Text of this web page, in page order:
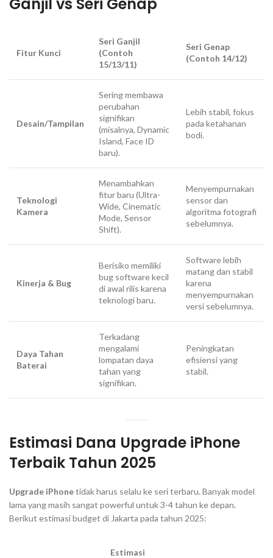
Fitur Kunci
Seri Ganjil
(Contoh
15/13/11)
Seri Genap
(Contoh 14/12)
Desain/Tampilan
Sering membawa
perubahan
signifikan
(misalnya, Dynamic
Island, Face ID
baru).
Lebih stabil, fokus
pada ketahanan
bodi.
Teknologi
Kamera
Menambahkan
fitur baru (Ultra-
Wide, Cinematic
Mode, Sensor
Shift).
Menyempurnakan
sensor dan
algoritma fotografi
sebelumnya.
Kinerja & Bug
Berisiko memiliki
bug softwarekecil
di awal rilis karena
teknologi baru.
Softwarelebih
matang dan stabil
karena
menyempurnakan
versi sebelumnya.
Daya Tahan
Baterai
Terkadang
mengalami
lompatan daya
tahan yang
signifikan.
Peningkatan
efisiensi yang
stabil.
Estimasi Dana Upgrade iPhone
Terbaik Tahun 2025
Upgrade iPhonetidak harus selalu ke seri terbaru. Banyak model
lama yang masih sangat powerful untuk 3-4 tahun ke depan.
Berikut estimasibudget di Jakarta pada tahun 2025:
Estimasi